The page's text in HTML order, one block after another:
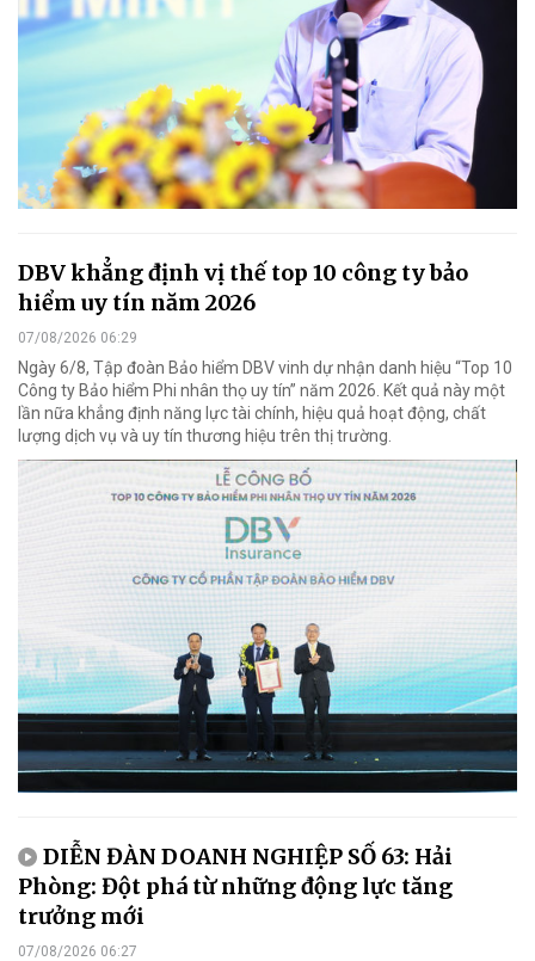
DBV khẳng định vị thế top 10 công ty bảo
hiểm uy tín năm 2026
07/08/2026 06:29
Ngày 6/8, Tập đoàn Bảo hiểm DBV vinh dự nhận danh hiệu “Top 10
Công ty Bảo hiểm Phi nhân thọ uy tín” năm 2026. Kết quả này một
lần nữa khẳng định năng lực tài chính, hiệu quả hoạt động, chất
lượng dịch vụ và uy tín thương hiệu trên thị trường.
DIỄN ĐÀN DOANH NGHIỆP SỐ 63: Hải
Phòng: Đột phá từ những động lực tăng
trưởng mới
07/08/2026 06:27